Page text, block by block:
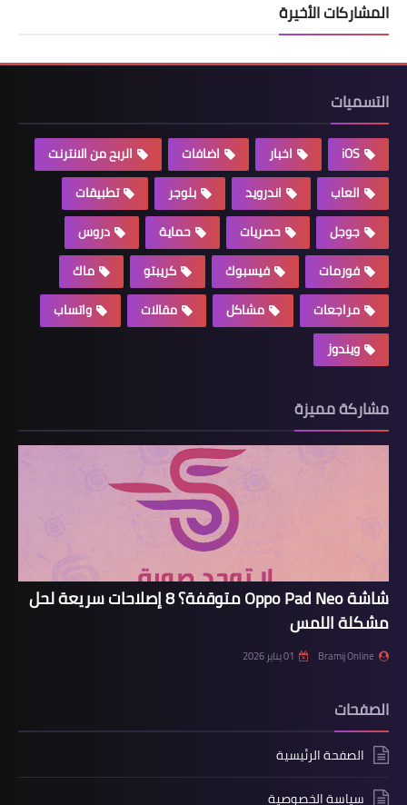
المشاركات الأخيرة
التسميات
iOS اخبار اضافات
الربح من الانترنت
العاب
اندرويد بلوجر
تطبيقات
جوجل
حصريات حماية
دروس
فورمات
فيسبوك كريبتو
ماك
مراجعات
مشاكل مقالات
واتساب
ويندوز
مشاركة مميزة
شاشة Oppo Pad Neo متوقفة؟ 8 إصلاحات سريعة لحل
مشكلة اللمس
Bramij Online 01 يناير 2026
الصفحات
الصفحة الرئيسية
سياسة الخصوصية